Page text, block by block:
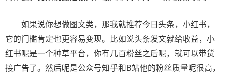
如果说你想做图文类，那我就推荐今日头条，小红书，
它的门槛肯定也更容易变现。比如说头条发文就给收益，小
红书呢是一个种草平台，你有几百粉丝之后呢，就可以带货
接广告了。然后呢是公众号知乎和B站他的粉丝质量呢很高，